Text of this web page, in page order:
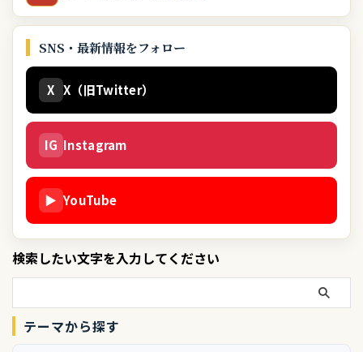
SNS・最新情報をフォロー
X X（旧Twitter）
IG Instagram
▶ YouTube
検索したい文字を入力してください
テーマから探す